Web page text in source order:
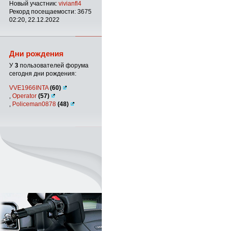
Новый участник: vivianfl4
Рекорд посещаемости: 3675
02:20, 22.12.2022
Дни рождения
У 3 пользователей форума
сегодня дни рождения:
VVE1966INTA(60)
Operator (57)
Policeman0878 (48)